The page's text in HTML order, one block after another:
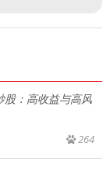
股：高收益与高风
264